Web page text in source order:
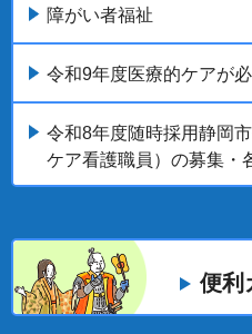
障がい者福祉
令和9年度医療的ケアが
令和8年度随時採用静岡
ケア看護職員）の募集・
便利